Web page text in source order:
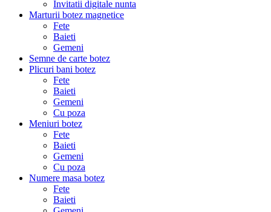
Invitatii digitale nunta
Marturii botez magnetice
Fete
Baieti
Gemeni
Semne de carte botez
Plicuri bani botez
Fete
Baieti
Gemeni
Cu poza
Meniuri botez
Fete
Baieti
Gemeni
Cu poza
Numere masa botez
Fete
Baieti